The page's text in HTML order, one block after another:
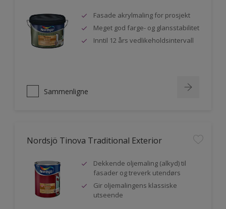
Fasade akrylmaling for prosjekt
Meget god farge- og glansstabilitet
Inntil 12 års vedlikeholdsintervall
Sammenligne
Nordsjö Tinova Traditional Exterior
Dekkende oljemaling (alkyd) til
fasader og treverk utendørs
Gir oljemalingens klassiske
utseende